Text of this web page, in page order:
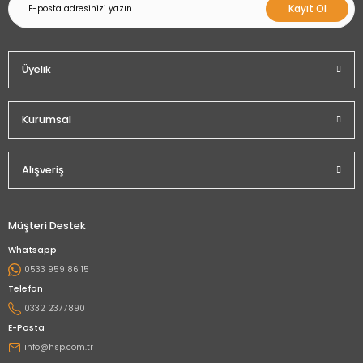
Kayıt Ol
Üyelik
Kurumsal
Alışveriş
Müşteri Destek
Whatsapp
0533 959 86 15
Telefon
0332 2377890
E-Posta
info@hsp.com.tr